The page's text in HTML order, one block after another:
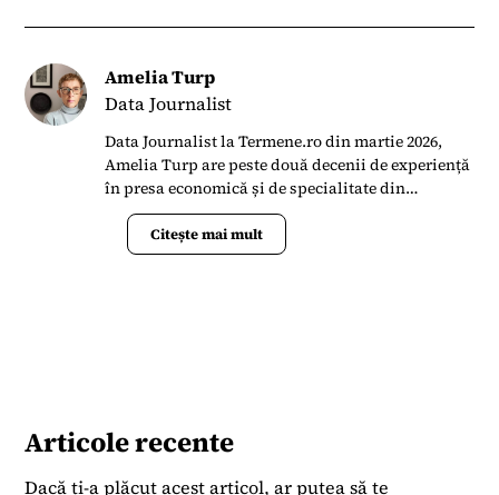
Amelia Turp
Data Journalist
Data Journalist la Termene.ro din martie 2026,
Amelia Turp are peste două decenii de experiență
în presa economică și de specialitate din
România. Din 2022 până în 2026 a colaborat cu
Forbes România, unde a scris articole și analize
despre piața imobiliară, construcții, farma și
început în anii ’90, lucrând pentru publicații
Citește mai mult
Articole recente
Dacă ți-a plăcut acest articol, ar putea să te